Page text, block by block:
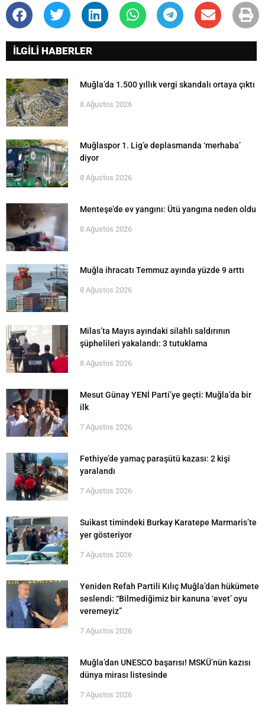
İLGİLİ HABERLER
Muğla’da 1.500 yıllık vergi skandalı ortaya çıktı
8 Ağustos 2026
Muğlaspor 1. Lig’e deplasmanda ‘merhaba’
diyor
8 Ağustos 2026
Menteşe’de ev yangını: Ütü yangına neden oldu
8 Ağustos 2026
Muğla ihracatı Temmuz ayında yüzde 9 arttı
8 Ağustos 2026
Milas’ta Mayıs ayındaki silahlı saldırının
şüphelileri yakalandı: 3 tutuklama
8 Ağustos 2026
Mesut Günay YENİ Parti’ye geçti: Muğla’da bir
ilk
7 Ağustos 2026
Fethiye’de yamaç paraşütü kazası: 2 kişi
yaralandı
7 Ağustos 2026
Suikast timindeki Burkay Karatepe Marmaris’te
yer gösteriyor
7 Ağustos 2026
Yeniden Refah Partili Kılıç Muğla’dan hükümete
seslendi: “Bilmediğimiz bir kanuna ‘evet’ oyu
veremeyiz”
7 Ağustos 2026
Muğla’dan UNESCO başarısı! MSKÜ’nün kazısı
dünya mirası listesinde
7 Ağustos 2026